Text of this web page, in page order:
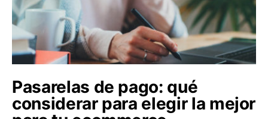
Pasarelas de pago: qué
considerar para elegir la mejor